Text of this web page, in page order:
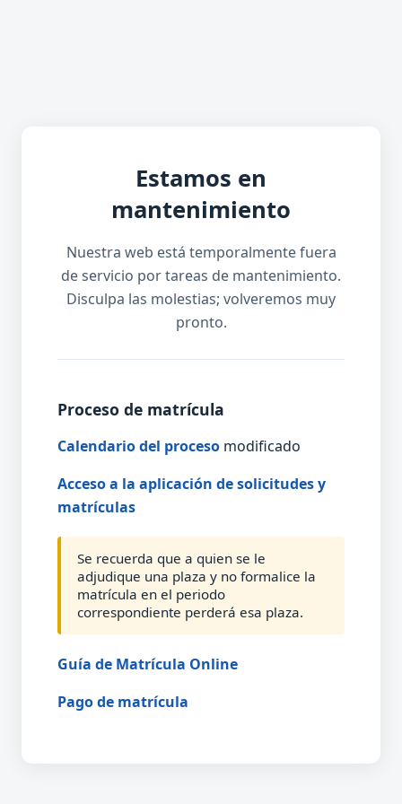
Estamos en
mantenimiento
Nuestra web está temporalmente fuera
de servicio por tareas de mantenimiento.
Disculpa las molestias; volveremos muy
pronto.
Proceso de matrícula
Calendario del proceso modificado
Acceso a la aplicación de solicitudes y
matrículas
Se recuerda que a quien se le
adjudique una plaza y no formalice la
matrícula en el periodo
correspondiente perderá esa plaza.
Guía de Matrícula Online
Pago de matrícula